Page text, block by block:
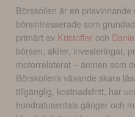
Börskollen är en
börsintresserade som
primärt av Kristoffer och Daniel
börsen, aktier, investeringar,
motorrelaterat – ämnen som
Börskollens växande skara
tillgänglig, kostnadsfritt, har
hundratusentals gånger och